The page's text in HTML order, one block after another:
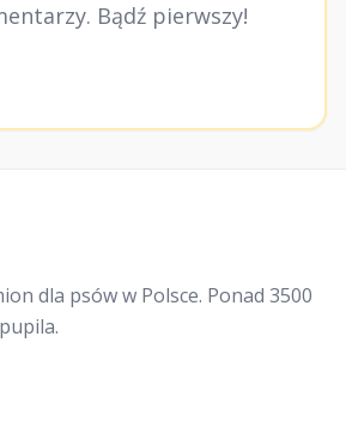
Bądź pierwszy!
dla psów w Polsce. Ponad 3500